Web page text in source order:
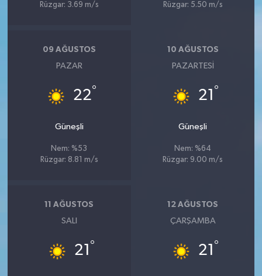
Rüzgar: 3.69 m/s
Rüzgar: 5.50 m/s
09 AĞUSTOS
PAZAR
22°
Güneşli
Nem: %53
Rüzgar: 8.81 m/s
10 AĞUSTOS
PAZARTESI
21 °
Güneşli
Nem: %64
Rüzgar: 9.00 m/s
11 AĞUSTOS
SALI
21 °
12 AĞUSTOS
ÇARŞAMBA
21 °